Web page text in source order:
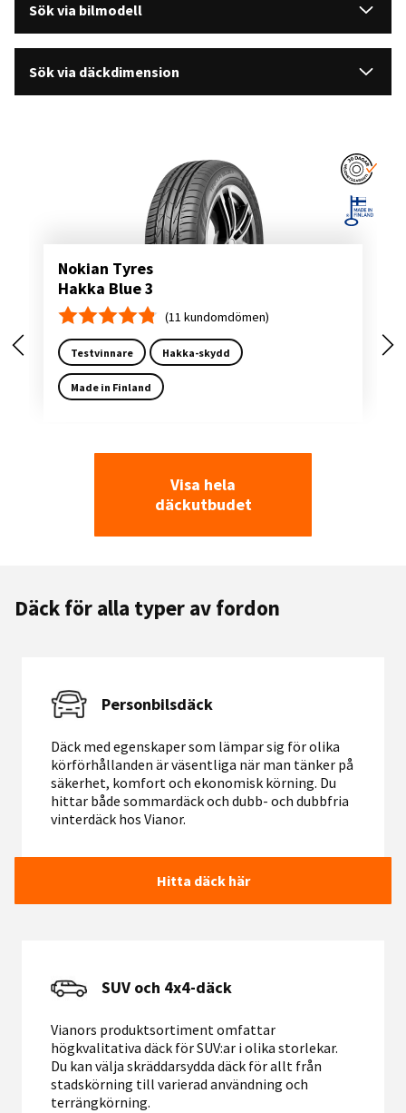
Sök via bilmodell
Sök via däckdimension
Nokian Tyres
Hakka Blue 3
Medelbetyg 4.8 (11 kundomdömen)
Testvinnare Hakka-skydd
Made in Finland
Visa hela
däckutbudet
Däck för alla typer av fordon
Personbilsdäck
Däck med egenskaper som lämpar sig för olika
körförhållanden är väsentliga när man tänker på
säkerhet, komfort och ekonomisk körning. Du
hittar både sommardäck och dubb- och dubbfria
vinterdäck hos Vianor.
Hitta däck här
SUV och 4x4-däck
Vianors produktsortiment omfattar
högkvalitativa däck för SUV:ar i olika storlekar.
Du kan välja skräddarsydda däck för allt från
stadskörning till varierad användning och
terrängkörning.